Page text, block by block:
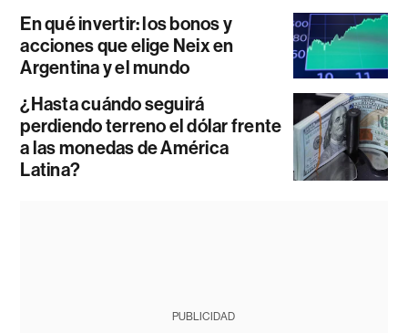
En qué invertir: los bonos y
acciones que elige Neix en
Argentina y el mundo
¿Hasta cuándo seguirá
perdiendo terreno el dólar frente
a las monedas de América
Latina?
PUBLICIDAD